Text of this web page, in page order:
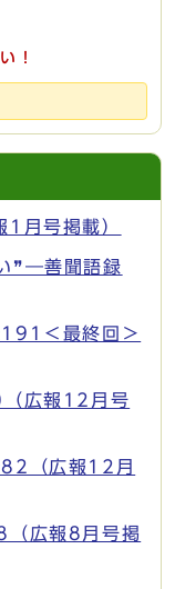
！
月号掲載）
❞―善聞語録
＜最終回＞
広報12月号
（広報12月
（広報8月号掲